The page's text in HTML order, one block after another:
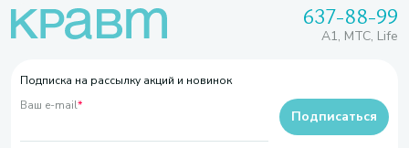
637-88-99
A1, МТС, Life
Подписка на рассылку акций и новинок
Ваш e-mail*
Подписаться